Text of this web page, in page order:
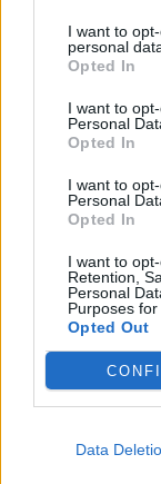
I want to
personal
Opted In
I want to
Personal
Opted In
I want to
Personal
Opted In
I want to
Retention,
Personal
Purposes for
Opted Out
Data
Στίχοι
Δεν έχουν
Ακούστε στο